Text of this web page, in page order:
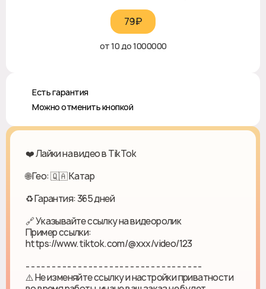
79₽‎
от 10 до 1000000
♻️ Есть гарантия
❎ Можно отменить кнопкой
❤️ Лайки на видео в TikTok
🌐 Гео: 🇶🇦 Катар
♻ Гарантия: 365 дней
🔗 Указывайте ссылку на видеоролик
Пример ссылки:
https://www.tiktok.com/@xxx/video/123
- - - - - - - - - - - - - - - - - - - - - - - - - - - - - - - - - -
⚠️ Не изменяйте ссылку и настройки приватности